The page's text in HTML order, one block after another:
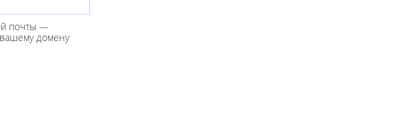
почты —
домену